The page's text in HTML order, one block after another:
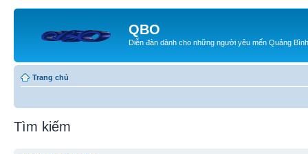
QBO
Diễn đàn dành cho những người yêu mến Quảng Bình
Trang chủ
Tìm kiếm